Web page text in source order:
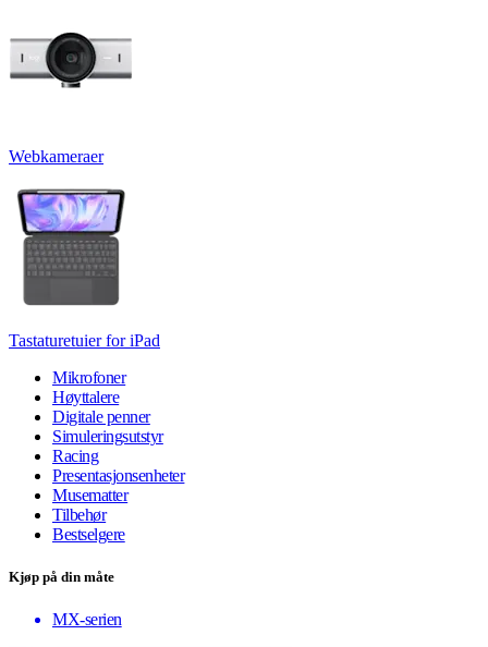
Webkameraer
Tastaturetuier for iPad
Mikrofoner
Høyttalere
Digitale penner
Simuleringsutstyr
Racing
Presentasjonsenheter
Musematter
Tilbehør
Bestselgere
Kjøp på din måte
MX-serien